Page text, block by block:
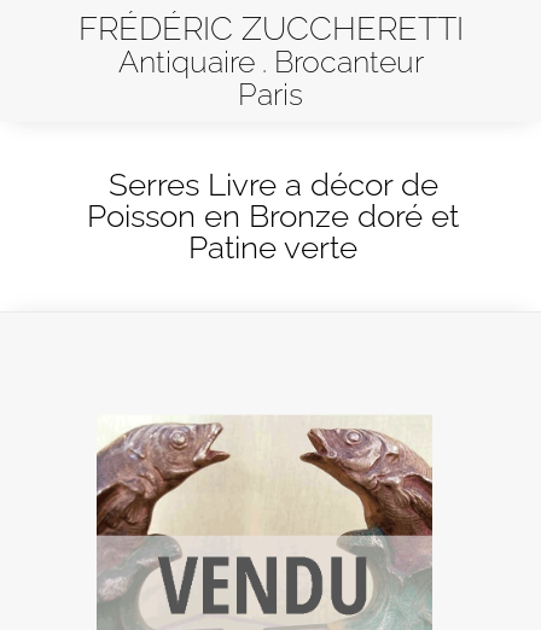
FRÉDÉRIC ZUCCHERETTI
Antiquaire . Brocanteur
Paris
Serres Livre a décor de
Poisson en Bronze doré et
Patine verte